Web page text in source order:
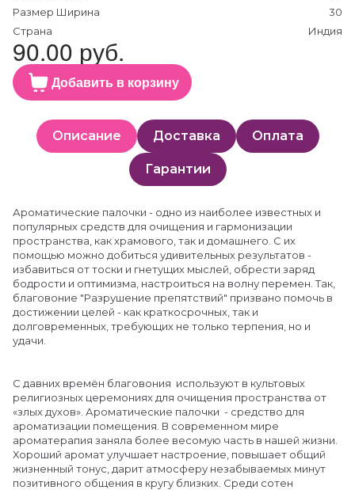
Размер Ширина
30
Страна
Индия
90.00 руб.
Добавить в корзину
Описание Доставка Оплата
Гарантии
Ароматические палочки - одно из наиболее известных и
популярных средств для очищения и гармонизации
пространства, как храмового, так и домашнего. С их
помощью можно добиться удивительных результатов -
избавиться от тоски и гнетущих мыслей, обрести заряд
бодрости и оптимизма, настроиться на волну перемен. Так,
благовоние "Разрушение препятствий" призвано помочь в
достижении целей - как краткосрочных, так и
долговременных, требующих не только терпения, но и
удачи.
С давних времён благовония используют в культовых
религиозных церемониях для очищения пространства от
«злых духов». Ароматические палочки - средство для
ароматизации помещения. В современном мире
ароматерапия заняла более весомую часть в нашей жизни.
Хороший аромат улучшает настроение, повышает общий
жизненный тонус, дарит атмосферу незабываемых минут
позитивного общения в кругу близких. Среди сотен